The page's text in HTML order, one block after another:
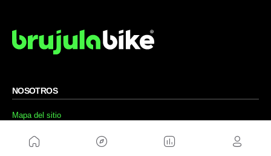
NOSOTROS
Mapa del sitio
Política de cookies